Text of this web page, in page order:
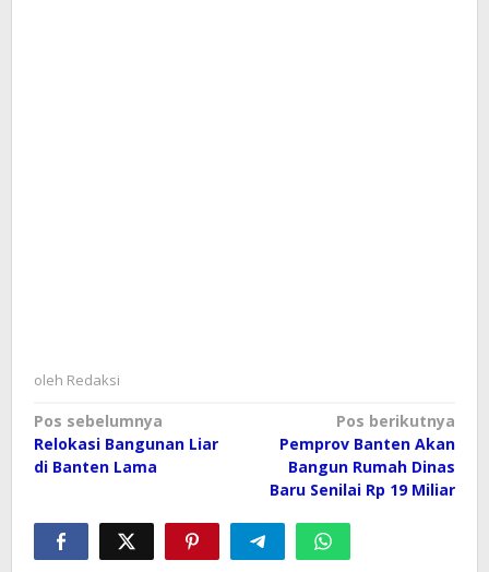
oleh Redaksi
Navigasi
pos
Pos sebelumnya
Relokasi Bangunan Liar
di Banten Lama
Pos berikutnya
Pemprov Banten Akan
Bangun Rumah Dinas
Baru Senilai Rp 19 Miliar